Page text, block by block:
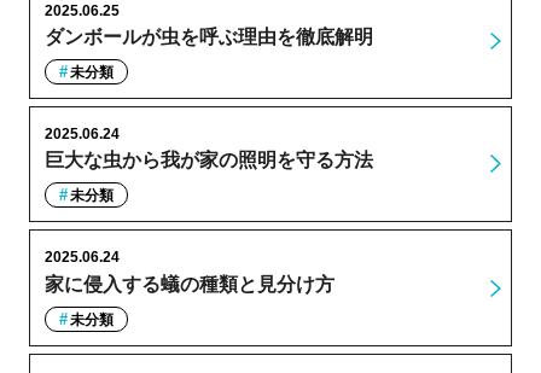
ダンボールが虫を呼ぶ理由を徹底解明
2025.06.25
未分類
巨大な虫から我が家の照明を守る方法
2025.06.24
未分類
家に侵入する蟻の種類と見分け方
2025.06.24
未分類